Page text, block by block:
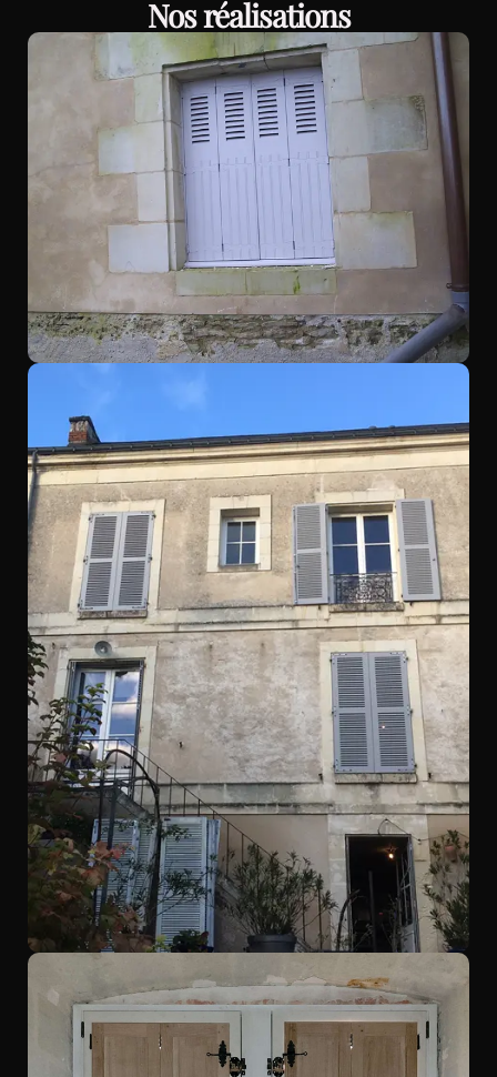
Nos réalisations